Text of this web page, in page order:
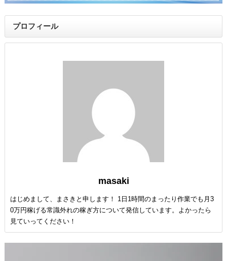
プロフィール
masaki
はじめまして、まさきと申します！ 1日1時間のまったり作業でも月3
0万円稼げる常識外れの稼ぎ方について発信しています。よかったら
見ていってください！